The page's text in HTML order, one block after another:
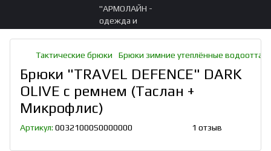
Тактические брюки Брюки зимние утеплённые
Брюки "TRAVEL DEFENCE" DARK
OLIVE с ремнем (Таслан +
Микрофлис)
Артикул: 00321000S0000000 1 отзыв